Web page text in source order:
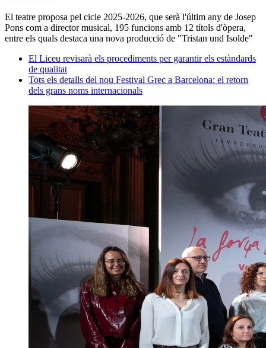
El teatre proposa pel cicle 2025-2026, que serà l'últim any de Josep
Pons com a director musical, 195 funcions amb 12 títols d'òpera,
entre els quals destaca una nova producció de "Tristan und Isolde"
El Liceu revisarà els procediments per garantir els estàndards
de qualitat
Tots els detalls del nou Festival Grec a Barcelona: el retorn
dels grans noms internacionals